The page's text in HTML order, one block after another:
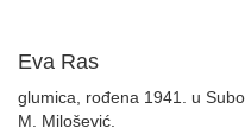
Eva Ras
glumica, rođena 1941. u
M. Milošević.